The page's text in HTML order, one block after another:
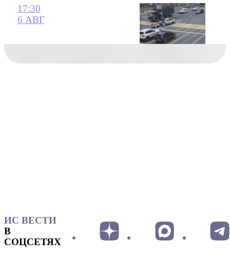
17:30
6 АВГ
ИС ВЕСТИ
В
СОЦСЕТЯХ